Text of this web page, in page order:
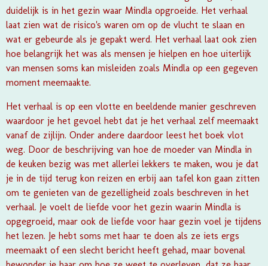
duidelijk is in het gezin waar Mindla opgroeide. Het verhaal
laat zien wat de risico's waren om op de vlucht te slaan en
wat er gebeurde als je gepakt werd. Het verhaal laat ook zien
hoe belangrijk het was als mensen je hielpen en hoe uiterlijk
van mensen soms kan misleiden zoals Mindla op een gegeven
moment meemaakte.
Het verhaal is op een vlotte en beeldende manier geschreven
waardoor je het gevoel hebt dat je het verhaal zelf meemaakt
vanaf de zijlijn. Onder andere daardoor leest het boek vlot
weg. Door de beschrijving van hoe de moeder van Mindla in
de keuken bezig was met allerlei lekkers te maken, wou je dat
je in de tijd terug kon reizen en erbij aan tafel kon gaan zitten
om te genieten van de gezelligheid zoals beschreven in het
verhaal. Je voelt de liefde voor het gezin waarin Mindla is
opgegroeid, maar ook de liefde voor haar gezin voel je tijdens
het lezen. Je hebt soms met haar te doen als ze iets ergs
meemaakt of een slecht bericht heeft gehad, maar bovenal